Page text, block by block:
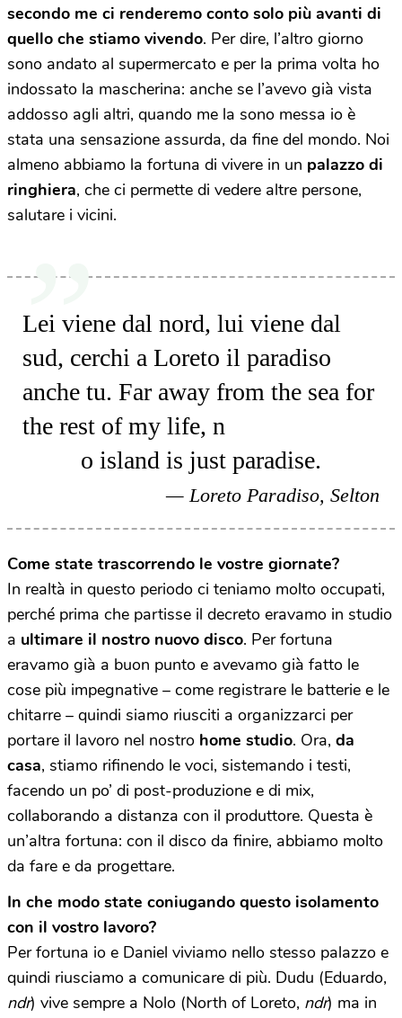
secondo me ci renderemo conto solo più avanti di
quello che stiamo vivendo. Per dire, l’altro giorno
sono andato al supermercato e per la prima volta ho
indossato la mascherina: anche se l’avevo già vista
addosso agli altri, quando me la sono messa io è
stata una sensazione assurda, da fine del mondo. Noi
almeno abbiamo la fortuna di vivere in un palazzo di
ringhiera, che ci permette di vedere altre persone,
salutare i vicini.
Lei viene dal nord, lui viene dal
sud, cerchi a Loreto il paradiso
anche tu. Far away from the sea for
the rest of my life, n
o island is just paradise.
Loreto Paradiso, Selton
Come state trascorrendo le vostre giornate?
In realtà in questo periodo ci teniamo molto occupati,
perché prima che partisse il decreto eravamo in studio
a ultimare il nostro nuovo disco. Per fortuna
eravamo già a buon punto e avevamo già fatto le
cose più impegnative – come registrare le batterie e le
chitarre – quindi siamo riusciti a organizzarci per
portare il lavoro nel nostro home studio. Ora, da
casa, stiamo rifinendo le voci, sistemando i testi,
facendo un po’ di post-produzione e di mix,
collaborando a distanza con il produttore. Questa è
un’altra fortuna: con il disco da finire, abbiamo molto
da fare e da progettare.
In che modo state coniugando questo isolamento
con il vostro lavoro?
Per fortuna io e Daniel viviamo nello stesso palazzo e
quindi riusciamo a comunicare di più. Dudu (Eduardo,
ndr) vive sempre a Nolo (North of Loreto, ndr) ma in